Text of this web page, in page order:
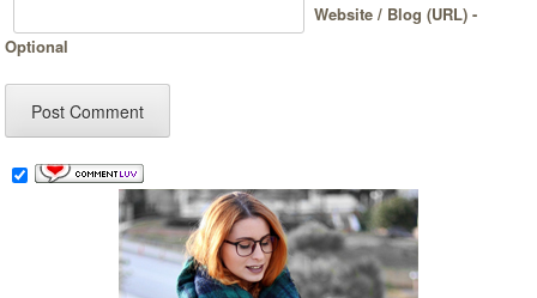
Website / Blog (URL) -
Optional